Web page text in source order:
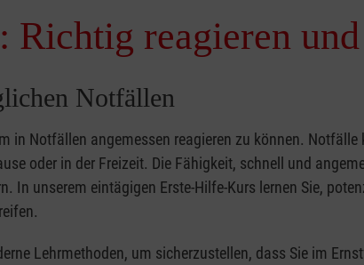
reagieren
Notfällen
in Notfällen angemessen reagieren zu können. Notfälle
oder in der Freizeit. Die Fähigkeit, schnell und
In unserem eintägigen Erste-Hilfe-Kurs lernen Sie,
Lehrmethoden, um sicherzustellen, dass Sie im